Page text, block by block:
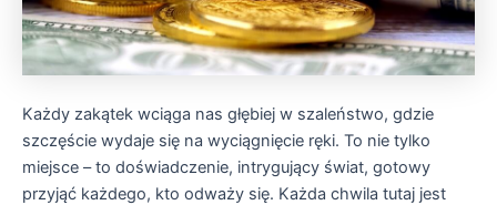
Każdy zakątek wciąga nas głębiej w szaleństwo, gdzie
szczęście wydaje się na wyciągnięcie ręki. To nie tylko
miejsce – to doświadczenie, intrygujący świat, gotowy
przyjąć każdego, kto odważy się. Każda chwila tutaj jest